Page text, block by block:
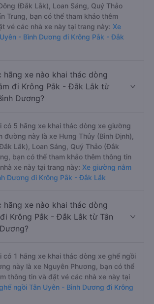
(Đắk Lắk), Loan Sáng, Quý Thảo
Trung, bạn có thể tham khảo thêm
vé các nhà xe này tại trang này: Xe
- Bình Dương đi Krông Pắk - Đắk
hãng xe nào khai thác dòng
đi Krông Pắk - Đắk Lắk từ
Dương?
có 5 hãng xe khai thác dòng xe giường
đường này là xe Hưng Thủy (Bình Định),
Lắk), Loan Sáng, Quý Thảo (Đắk
bạn có thể tham khảo thêm thông tin
xe này tại trang này: Xe giường nằm
Dương đi Krông Pắk - Đắk Lắk
hãng xe nào khai thác dòng
Krông Pắk - Đắk Lắk từ Tân
có 1 hãng xe khai thác dòng xe ghế ngồi
này là xe Nguyên Phương, bạn có thể
thông tin và đặt vé các nhà xe này tại
ngồi Tân Uyên - Bình Dương đi Krông